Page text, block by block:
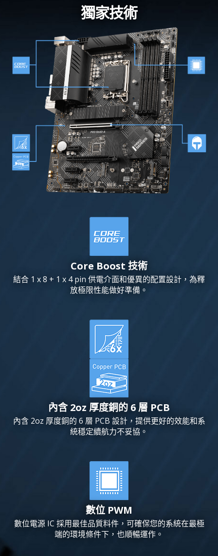
獨家技術
Core Boost 技術
結合 1 x 8 + 1 x 4 pin 供電介面和優異的配置設計，為釋
放極限性能做好準備。
內含 2oz 厚度銅的 6 層 PCB
內含 2oz 厚度銅的 6 層 PCB 設計，提供更好的效能和系
統穩定續航力不妥協。
數位 PWM
數位電源 IC 採用最佳品質料件，可確保您的系統在最極
端的環境條件下，也順暢運作。